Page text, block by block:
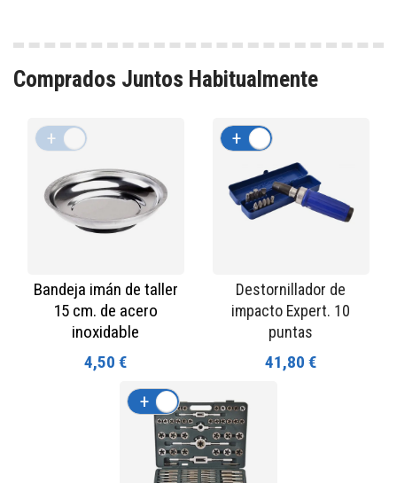
Comprados Juntos Habitualmente
Bandeja imán de taller
15 cm. de acero
inoxidable
4,50 €
+
Destornillador de
impacto Expert. 10
puntas
41,80 €
+
+ -